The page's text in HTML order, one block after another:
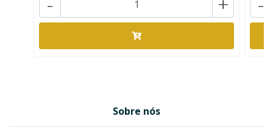
Sobre nós